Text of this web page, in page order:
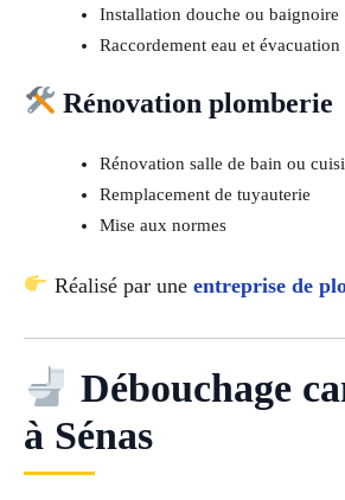
Installation douche ou baignoire
Raccordement eau et évacuation
Rénovation plomberie
Rénovation salle de bain ou
Remplacement de tuyauterie
Mise aux normes
Réalisé par une entreprise de
Débouchage
à Sénas